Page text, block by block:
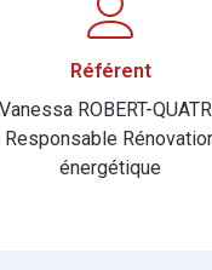
Référent
Vanessa ROBERT-
Responsable
énergétique